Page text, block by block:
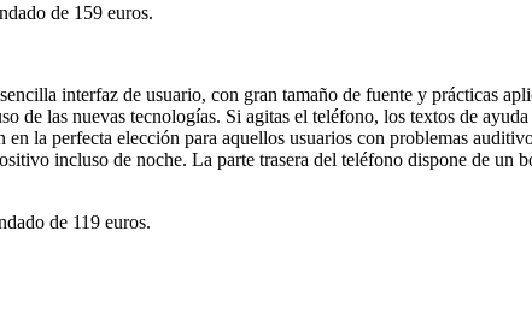
de 159 euros.
interfaz de usuario, con gran tamaño de fuente y prácticas
de las nuevas tecnologías. Si agitas el teléfono, los textos de
la perfecta elección para aquellos usuarios con problemas
incluso de noche. La parte trasera del teléfono dispone de un
de 119 euros.